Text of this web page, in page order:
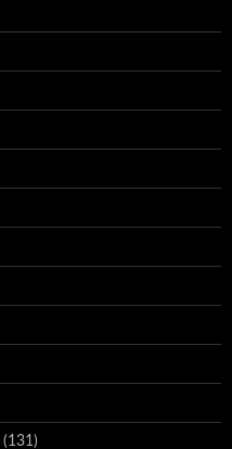
(131)